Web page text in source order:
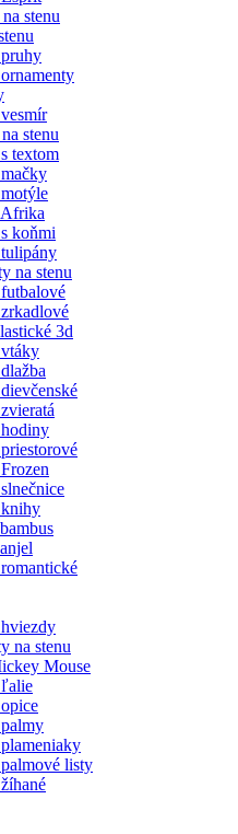
stenu
stenu
textom
Afrika
koňmi
na stenu
3d
knihy
na stenu
Mouse
ľalie
listy